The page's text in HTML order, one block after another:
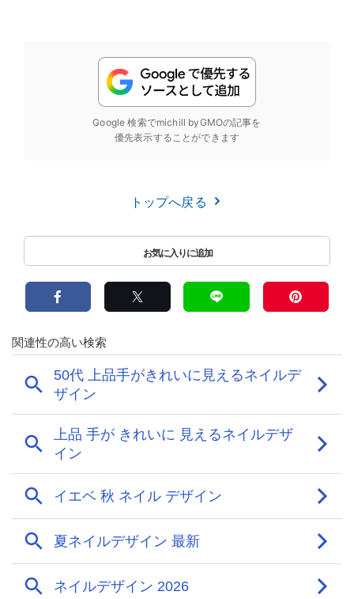
Google 検索でmichill byGMOの記事を
優先表示することができます
トップへ戻る